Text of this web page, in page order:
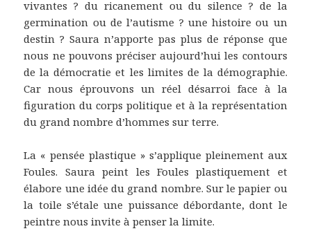
vivantes ? du ricanement ou du silence ? de la
germination ou de l’autisme ? une histoire ou un
destin ? Saura n’apporte pas plus de réponse que
nous ne pouvons préciser aujourd’hui les contours
de la démocratie et les limites de la démographie.
Car nous éprouvons un réel désarroi face à la
figuration du corps politique et à la représentation
du grand nombre d’hommes sur terre.
La « pensée plastique » s’applique pleinement aux
Foules. Saura peint les Foules plastiquement et
élabore une idée du grand nombre. Sur le papier ou
la toile s’étale une puissance débordante, dont le
peintre nous invite à penser la limite.